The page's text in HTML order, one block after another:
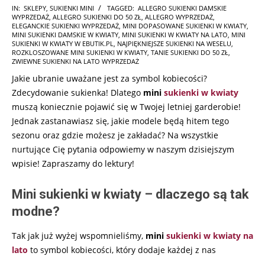
2025-
03-
07
IN: SKLEPY SUKIENKI MINI TAGGED: ALLEGRO SUKIENKI DAMSKIE
WYPRZEDAŻ ALLEGRO SUKIENKI DO 50 ZŁ ALLEGRO WYPRZEDAŻ
ELEGANCKIE SUKIENKI WYPRZEDAŻ MINI DOPASOWANE SUKIENKI W KWIATY
MINI SUKIENKI DAMSKIE W KWIATY MINI SUKIENKI W KWIATY NA LATO MINI
SUKIENKI W KWIATY W EBUTIK.PL
NAJPIĘKNIEJSZE SUKIENKI NA WESELU
ROZKLOSZOWANE MINI SUKIENKI W KWIATY TANIE SUKIENKI DO 50 ZŁ
ZWIEWNE SUKIENKI NA LATO WYPRZEDAŻ
Jakie ubranie uważane jest za symbol kobiecości?
Zdecydowanie sukienka! Dlatego mini sukienki w kwiaty
muszą koniecznie pojawić się w Twojej letniej garderobie!
Jednak zastanawiasz się, jakie modele będą hitem tego
sezonu oraz gdzie możesz je zakładać? Na wszystkie
nurtujące Cię pytania odpowiemy w naszym dzisiejszym
wpisie! Zapraszamy do lektury!
Mini sukienki w kwiaty – dlaczego są tak
modne?
Tak jak już wyżej wspomnieliśmy, mini sukienki w kwiaty na
lato to symbol kobiecości, który dodaje każdej z nas